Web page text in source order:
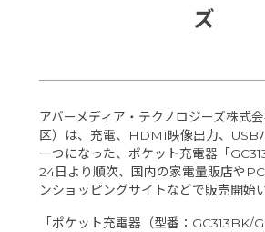
ズ
アバーメディア・テクノロジーズ株式
区）は、充電、HDMI映像出力、USB
一つになった、ポケット充電器「
24日より順次、国内の家電量販店や
ンショッピングサイトなどで販売開始
「ポケット充電器（型番：GC313BK/